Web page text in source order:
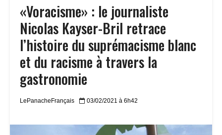
«Voracisme» : le journaliste
Nicolas Kayser-Bril retrace
l’histoire du suprémacisme blanc
et du racisme à travers la
gastronomie
LePanacheFrançais 03/02/2021 à 6h42